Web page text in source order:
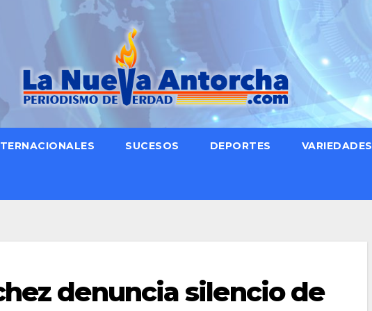
SUCESOS DEPORTES VARIEDADES
denuncia silencio de